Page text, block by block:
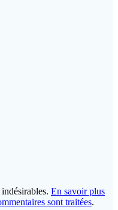
En savoir plus
sont traitées.